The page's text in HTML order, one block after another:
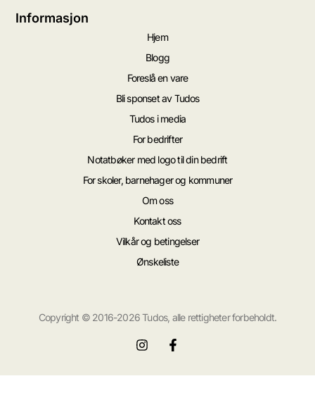
Informasjon
Hjem
Blogg
Foreslå en vare
Bli sponset av Tudos
Tudos i media
For bedrifter
Notatbøker med logo til din bedrift
For skoler, barnehager og kommuner
Om oss
Kontakt oss
Vilkår og betingelser
Ønskeliste
Copyright © 2016-2026 Tudos, alle rettigheter forbeholdt.